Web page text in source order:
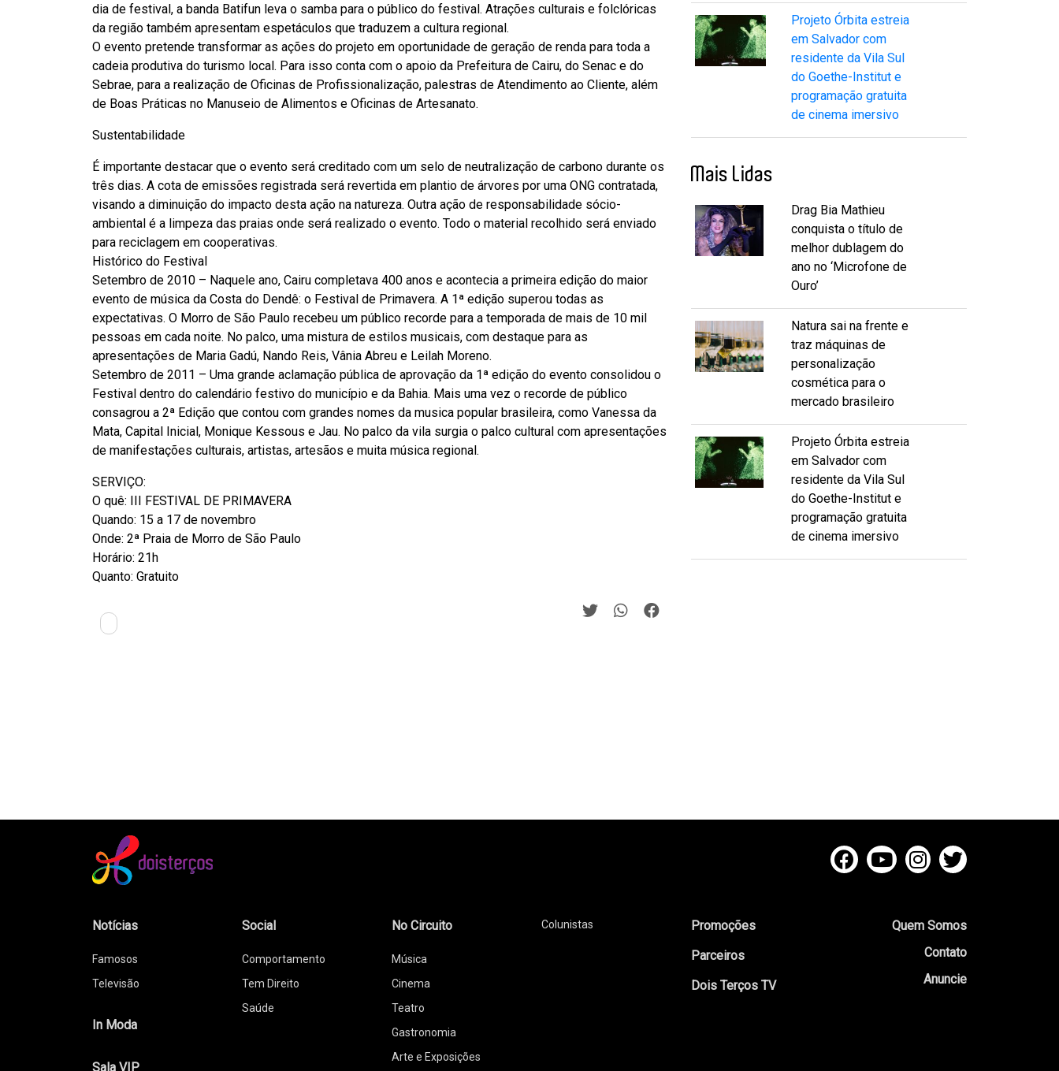
dia de festival, a banda Batifun leva o samba para o público do festival. Atrações culturais e folclóricas
da região também apresentam espetáculos que traduzem a cultura regional.
O evento pretende transformar as ações do projeto em oportunidade de geração de renda para toda a
cadeia produtiva do turismo local. Para isso conta com o apoio da Prefeitura de Cairu, do Senac e do
Sebrae, para a realização de Oficinas de Profissionalização, palestras de Atendimento ao Cliente, além
de Boas Práticas no Manuseio de Alimentos e Oficinas de Artesanato.
Sustentabilidade
É importante destacar que o evento será creditado com um selo de neutralização de carbono durante os
três dias. A cota de emissões registrada será revertida em plantio de árvores por uma ONG contratada,
visando a diminuição do impacto desta ação na natureza. Outra ação de responsabilidade sócio-
ambiental é a limpeza das praias onde será realizado o evento. Todo o material recolhido será enviado
para reciclagem em cooperativas.
Histórico do Festival
Setembro de 2010 – Naquele ano, Cairu completava 400 anos e acontecia a primeira edição do maior
evento de música da Costa do Dendê: o Festival de Primavera. A 1ª edição superou todas as
expectativas. O Morro de São Paulo recebeu um público recorde para a temporada de mais de 10 mil
pessoas em cada noite. No palco, uma mistura de estilos musicais, com destaque para as
apresentações de Maria Gadú, Nando Reis, Vânia Abreu e Leilah Moreno.
Setembro de 2011 – Uma grande aclamação pública de aprovação da 1ª edição do evento consolidou o
Festival dentro do calendário festivo do município e da Bahia. Mais uma vez o recorde de público
consagrou a 2ª Edição que contou com grandes nomes da musica popular brasileira, como Vanessa da
Mata, Capital Inicial, Monique Kessous e Jau. No palco da vila surgia o palco cultural com apresentações
de manifestações culturais, artistas, artesãos e muita música regional.
SERVIÇO:
O quê: III FESTIVAL DE PRIMAVERA
Quando: 15 a 17 de novembro
Onde: 2ª Praia de Morro de São Paulo
Horário: 21h
Quanto: Gratuito
Projeto Órbita estreia
em Salvador com
residente da Vila Sul
do Goethe-Institut e
programação gratuita
de cinema imersivo
Mais Lidas
Drag Bia Mathieu
conquista o título de
melhor dublagem do
ano no ‘Microfone de
Ouro’
Natura sai na frente e
traz máquinas de
personalização
cosmética para o
mercado brasileiro
Projeto Órbita estreia
em Salvador com
residente da Vila Sul
do Goethe-Institut e
programação gratuita
de cinema imersivo
Notícias
Famosos
Televisão
In Moda
Sala VIP
Social
Comportamento
Tem Direito
Saúde
No Circuito
Música
Cinema
Teatro
Gastronomia
Arte e Exposições
Colunistas
Promoções
Parceiros
Dois Terços TV
Quem Somos
Contato
Anuncie